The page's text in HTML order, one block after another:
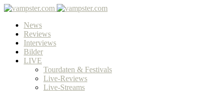
News
Reviews
Interviews
Bilder
LIVE
Tourdaten & Festivals
Live-Reviews
Live-Streams